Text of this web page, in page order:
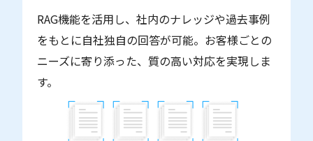
RAG機能を活用し、社内のナレッジや過去事例
をもとに自社独自の回答が可能。お客様ごとの
ニーズに寄り添った、質の高い対応を実現しま
す。